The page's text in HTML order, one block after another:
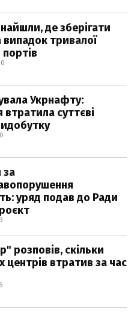
де зберігати
випадок тривалої
Укрнафту:
втратила суттєві
уряд подав до Ради
розповів, скільки
центрів втратив за час